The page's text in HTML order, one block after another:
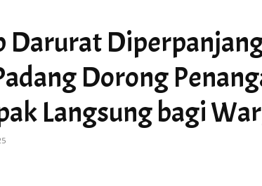
Darurat
Dorong
Langsung bagi